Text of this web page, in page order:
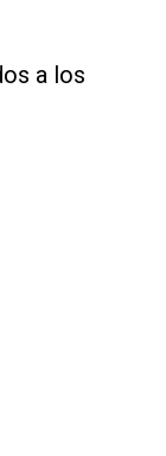
a los